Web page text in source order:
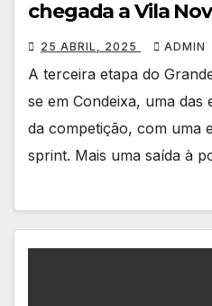
chegada a Vila
25 ABRIL, 2025 ADMIN
A terceira etapa do
se em Condeixa, uma das
da competição, com uma
sprint. Mais uma saída à